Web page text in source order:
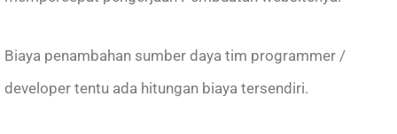
Biaya penambahan sumber daya tim programmer /
developer tentu ada hitungan biaya tersendiri.